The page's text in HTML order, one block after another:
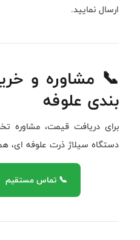
ارسال نمایید.
📞 مشاوره و
بندی علوفه
برای دریافت قیمت، مشاوره
دستگاه سیلاژ ذرت علوفه ای،
📞 تماس مستقیم